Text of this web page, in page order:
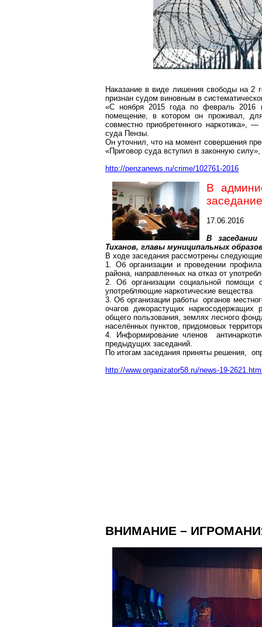
Наказание в виде лишения свободы на 2
признан судом виновным в
«С ноября 2015 года по февраль 2016
помещение, в котором он проживал, для
совместно приобретенного наркотика»,
суда Пензы.
Он уточнил, что на момент совершения
«Приговор суда вступил в законную
http://penzanews.ru/crime/102761-2016
В
17.06.2016
В заседании
Тиханов, главы муниципальных
В ходе заседания рассмотрены
1. Об организации и проведении
района, направленных на отказ от
2. Об организации социальной
употребляющие наркотические вещества
3. Об организации работы органов
очагов дикорастущих наркосодержащих
общего пользования, землях лесного
населённых пунктов, придомовых
4. Информирование членов
предыдущих заседаний.
По итогам заседания приняты решения,
http://www.organizator58.ru/news-19-
ВНИМАНИЕ –